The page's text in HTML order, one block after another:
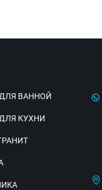
ВАННОЙ
КУХНИ